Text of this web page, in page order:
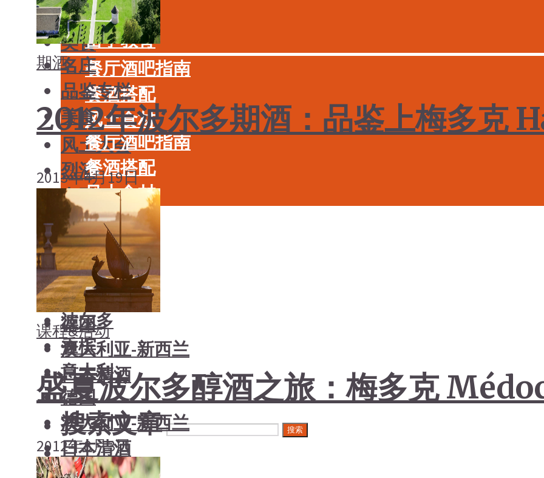
品鉴专栏
美食
餐厅酒吧指南
餐酒搭配
风土食材
风土大会
烈酒
中国酒
勃艮第
波尔多
香槟
意大利
德国
澳大利亚-新西兰
日本清酒
搜索文章 搜索
投资收藏
留学教育
名庄
品鉴专栏
美食
餐厅酒吧指南
餐酒搭配
风土食材
风土大会
烈酒
中国酒
勃艮第
波尔多
香槟
意大利
德国
澳大利亚-新西兰
日本清酒
期酒
2012年波尔多期酒：品鉴上梅多克
2013年4月19日
课程&活动
盛夏波尔多醇酒之旅：梅多克
2012年8月3日